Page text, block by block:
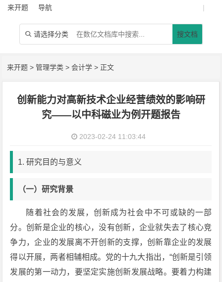
来开题 导航 |
 请选择分类 搜文档
来开题 >管理学类 >会计学 > 正文
创新能力对高新技术企业经营绩效的影响研
究——以中科磁业为例开题报告
2023-02-24 11:03:44
1. 研究目的与意义
（一）研究背景
随着社会的发展，创新成为社会中不可或缺的一部
分。创新是企业的核心，没有创新，企业就失去了核心竞
争力，企业的发展离不开创新的支撑，创新靠企业的发展
得以开展，两者相辅相成。党的十九大指出，“创新是引领
发展的第一动力，要坚定实施创新发展战略。要着力构建